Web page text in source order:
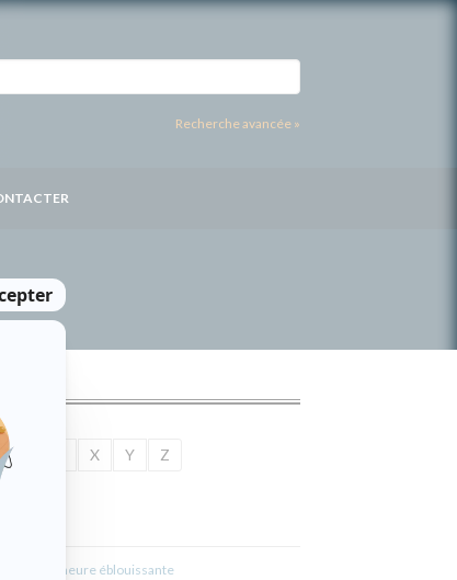
Recherche avancée »
X Y Z
L'heure éblouissante